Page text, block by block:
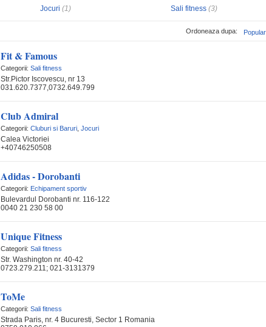
Jocuri (1) Sali fitness (3)
Ordoneaza dupa:
Fit & Famous
Categorii: Sali fitness
Str.Pictor Iscovescu, nr 13
031.620.7377,0732.649.799
Club Admiral
Categorii: Cluburi si Baruri Jocuri
Calea Victoriei
+40746250508
Adidas - Dorobanti
Categorii: Echipament sportiv
Bulevardul Dorobanti nr. 116-122
0040 21 230 58 00
Unique Fitness
Categorii: Sali fitness
Str. Washington nr. 40-42
0723.279.211; 021-3131379
ToMe
Categorii: Sali fitness
Strada Paris, nr. 4 Bucuresti, Sector 1 Romania